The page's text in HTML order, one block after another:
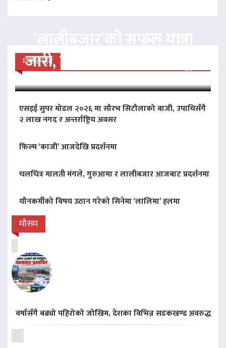
मनोरन्जन
जारी, प्रदर्शनको ५१औँ दिन पूरा
एसइई सुपर मोडल २०२६ मा सौरभ सिटौलाको बाजी, उपाधिसँगै
२ लाख नगद र अन्तर्राष्ट्रिय अवसर
फिल्म ‘काजी’ आजदेखि प्रदर्शनमा
चलचित्र मालती मंगले, गुरुआमा र लालीबजार आजबाट प्रदर्शनमा
यौनकर्मीको विषय उठान गरेको सिनेमा ‘लालिमा’ हलमा
मौसम
वर्षासँगै बढ्यो पहिरोको जोखिम, देशका विभिन्न सडकखण्ड अवरुद्ध